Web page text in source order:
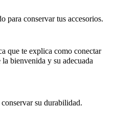
para conservar tus accesorios.
que te explica como conectar
bienvenida y su adecuada
su durabilidad.